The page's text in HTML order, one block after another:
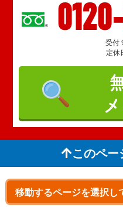
受付
定休
このペー